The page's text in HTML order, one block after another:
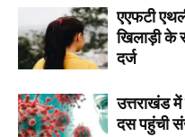
एएफटी
खिलाड़ी के
दर्ज
उत्तराखंड में
दस पहुंची